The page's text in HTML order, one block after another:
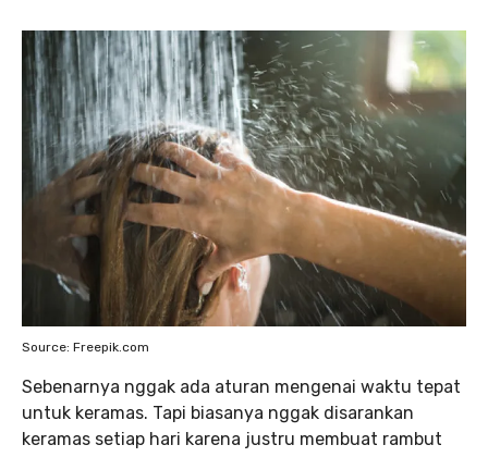
Source: Freepik.com
Sebenarnya nggak ada aturan mengenai waktu tepat
untuk keramas. Tapi biasanya nggak disarankan
keramas setiap hari karena justru membuat rambut